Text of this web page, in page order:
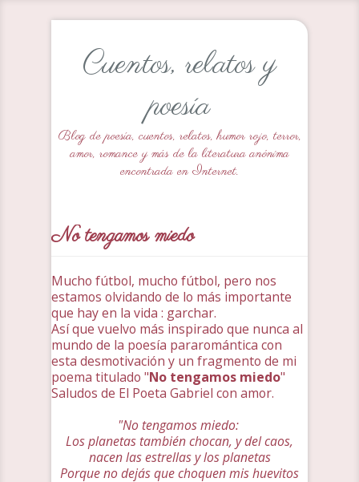
Cuentos, relatos y
poesía
Blog de poesía, cuentos, relatos, humor rojo, terror,
amor, romance y más de la literatura anónima
encontrada en Internet.
No tengamos miedo
Mucho fútbol, mucho fútbol, pero nos
estamos olvidando de lo más importante
que hay en la vida : garchar.
Así que vuelvo más inspirado que nunca al
mundo de la poesía pararomántica con
esta desmotivación y un fragmento de mi
poema titulado "No tengamos miedo"
Saludos de El Poeta Gabriel con amor.
"No tengamos miedo:
Los planetas también chocan, y del caos,
nacen las estrellas y los planetas
Porque no dejás que choquen mis huevitos